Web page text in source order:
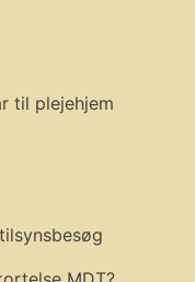
til plejehjem